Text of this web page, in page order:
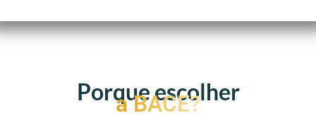
Porque escolher
a BACE?